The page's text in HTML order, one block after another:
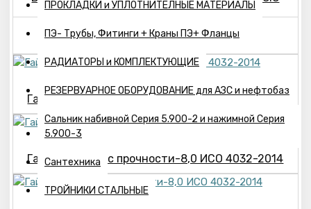
ПРОКЛАДКИ и УПЛОТНИТЕЛНЫЕ МАТЕРИАЛЫ
ПЭ- Трубы, Фитинги + Краны ПЭ+ Фланцы
РАДИАТОРЫ и КОМПЛЕКТУЮЩИЕ
РЕЗЕРВУАРНОЕ ОБОРУДОВАНИЕ для АЗС и нефтобаз
Сальник набивной Серия 5.900-2 и нажимной Серия
5.900-3
Сантехника
ТРОЙНИКИ СТАЛЬНЫЕ
193р.
Гайка М12 класс прочности-8,0 ИСО 4032-2014
Гайка М16 класс прочности-8,0 ИСО 4032-2014